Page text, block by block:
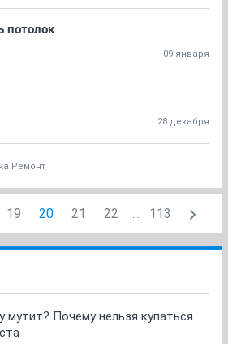
потолок
09 января
28 декабря
Ремонт
19 20 21 22 ... 113
мутит? Почему нельзя купаться